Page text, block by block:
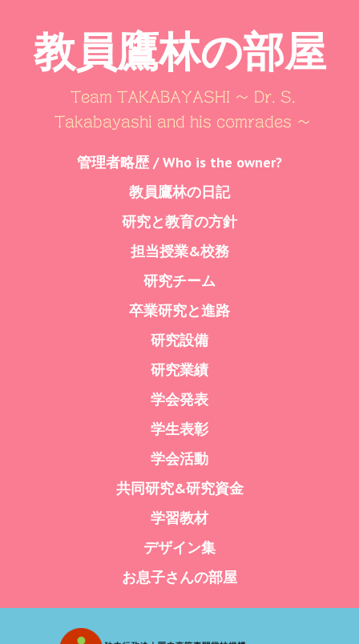
教員鷹林の部屋
Team TAKABAYASHI ～ Dr. S.
Takabayashi and his comrades ～
管理者略歴 / Who is the owner?
教員鷹林の日記
研究と教育の方針
担当授業&校務
研究チーム
卒業研究と進路
研究設備
研究業績
学会発表
学生表彰
学会活動
共同研究&研究資金
学習教材
デザイン集
お息子さんの部屋